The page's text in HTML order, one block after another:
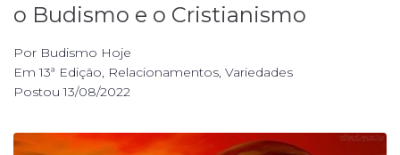
o Budismo e o Cristianismo
Por Budismo Hoje
Em13ª Edição, Relacionamentos, Variedades
Postou13/08/2022